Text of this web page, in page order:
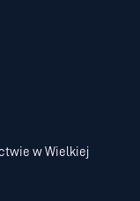
w Wielkiej